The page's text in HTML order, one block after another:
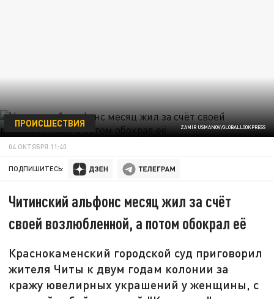
ZAMIR USMANOV/GLOBALLOOKPRESS
ПРОИСШЕСТВИЯ
04 ОКТЯБРЯ 11:40
ПОДПИШИТЕСЬ:
Читинский альфонс месяц жил за счёт
своей возлюбленной, а потом обокрал её
Краснокаменский городской суд приговорил
жителя Читы к двум годам колонии за
кражу ювелирных украшений у женщины, с